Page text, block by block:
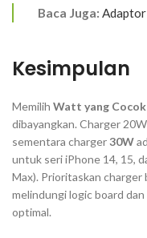
Baca Juga:
Kesimpulan
Memilih Watt yang
dibayangkan.Charger
sementara charger30W
untuk seri iPhone 14, 15,
Max). Prioritaskan charger
melindungilogic board dan
optimal.